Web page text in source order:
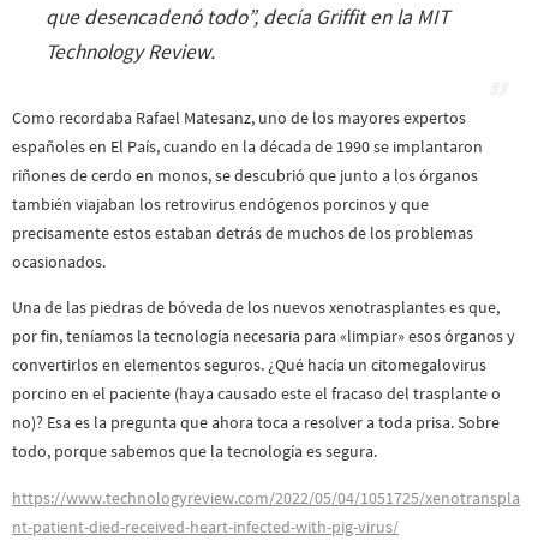
que desencadenó todo”, decía Griffit en la MIT
Technology Review.
Como recordaba Rafael Matesanz, uno de los mayores expertos
españoles en El País, cuando en la década de 1990 se implantaron
riñones de cerdo en monos, se descubrió que junto a los órganos
también viajaban los retrovirus endógenos porcinos y que
precisamente estos estaban detrás de muchos de los problemas
ocasionados.
Una de las piedras de bóveda de los nuevos xenotrasplantes es que,
por fin, teníamos la tecnología necesaria para «limpiar» esos órganos y
convertirlos en elementos seguros. ¿Qué hacía un citomegalovirus
porcino en el paciente (haya causado este el fracaso del trasplante o
no)? Esa es la pregunta que ahora toca a resolver a toda prisa. Sobre
todo, porque sabemos que la tecnología es segura.
https://www.technologyreview.com/2022/05/04/1051725/xenotranspla
nt-patient-died-received-heart-infected-with-pig-virus/